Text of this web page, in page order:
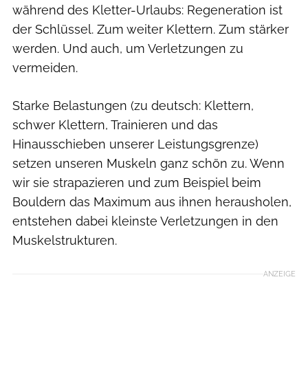
während des Kletter-Urlaubs: Regeneration ist
der Schlüssel. Zum weiter Klettern. Zum stärker
werden. Und auch, um Verletzungen zu
vermeiden.
Starke Belastungen (zu deutsch: Klettern,
schwer Klettern, Trainieren und das
Hinausschieben unserer Leistungsgrenze)
setzen unseren Muskeln ganz schön zu. Wenn
wir sie strapazieren und zum Beispiel beim
Bouldern das Maximum aus ihnen herausholen,
entstehen dabei kleinste Verletzungen in den
Muskelstrukturen.
ANZEIGE